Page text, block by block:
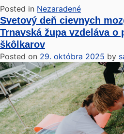
Posted in Nezaradené
Svetový deň cievnych
Trnavská župa vzdeláva o
škôlkarov
Posted on 29. októbra 2025 by